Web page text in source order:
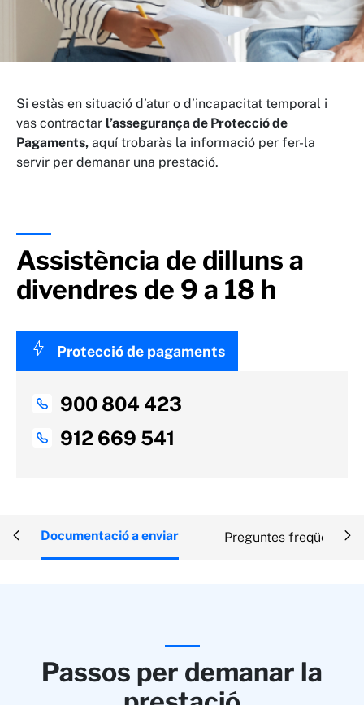
Si estàs en situació d’atur o d’incapacitat temporal i
vas contractar l’assegurança de Protecció de
Pagaments, aquí trobaràs la informació per fer-la
servir per demanar una prestació.
Assistència de dilluns a
divendres de 9 a 18 h
Protecció de pagaments
900 804 423
912 669 541
Documentació a enviar Preguntes freqüents
Passos per demanar la